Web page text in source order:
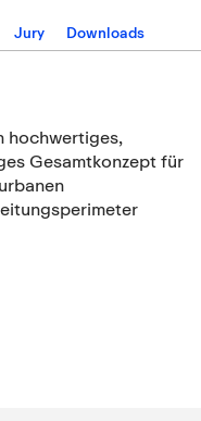
Jury Downloads
hochwertiges,
Gesamtkonzept für